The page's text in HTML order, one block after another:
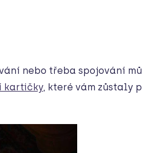
nebo třeba spojování
kartičky, které vám zůstaly